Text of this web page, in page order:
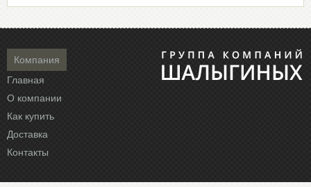
Компания
Главная
О компании
Как купить
Доставка
Контакты